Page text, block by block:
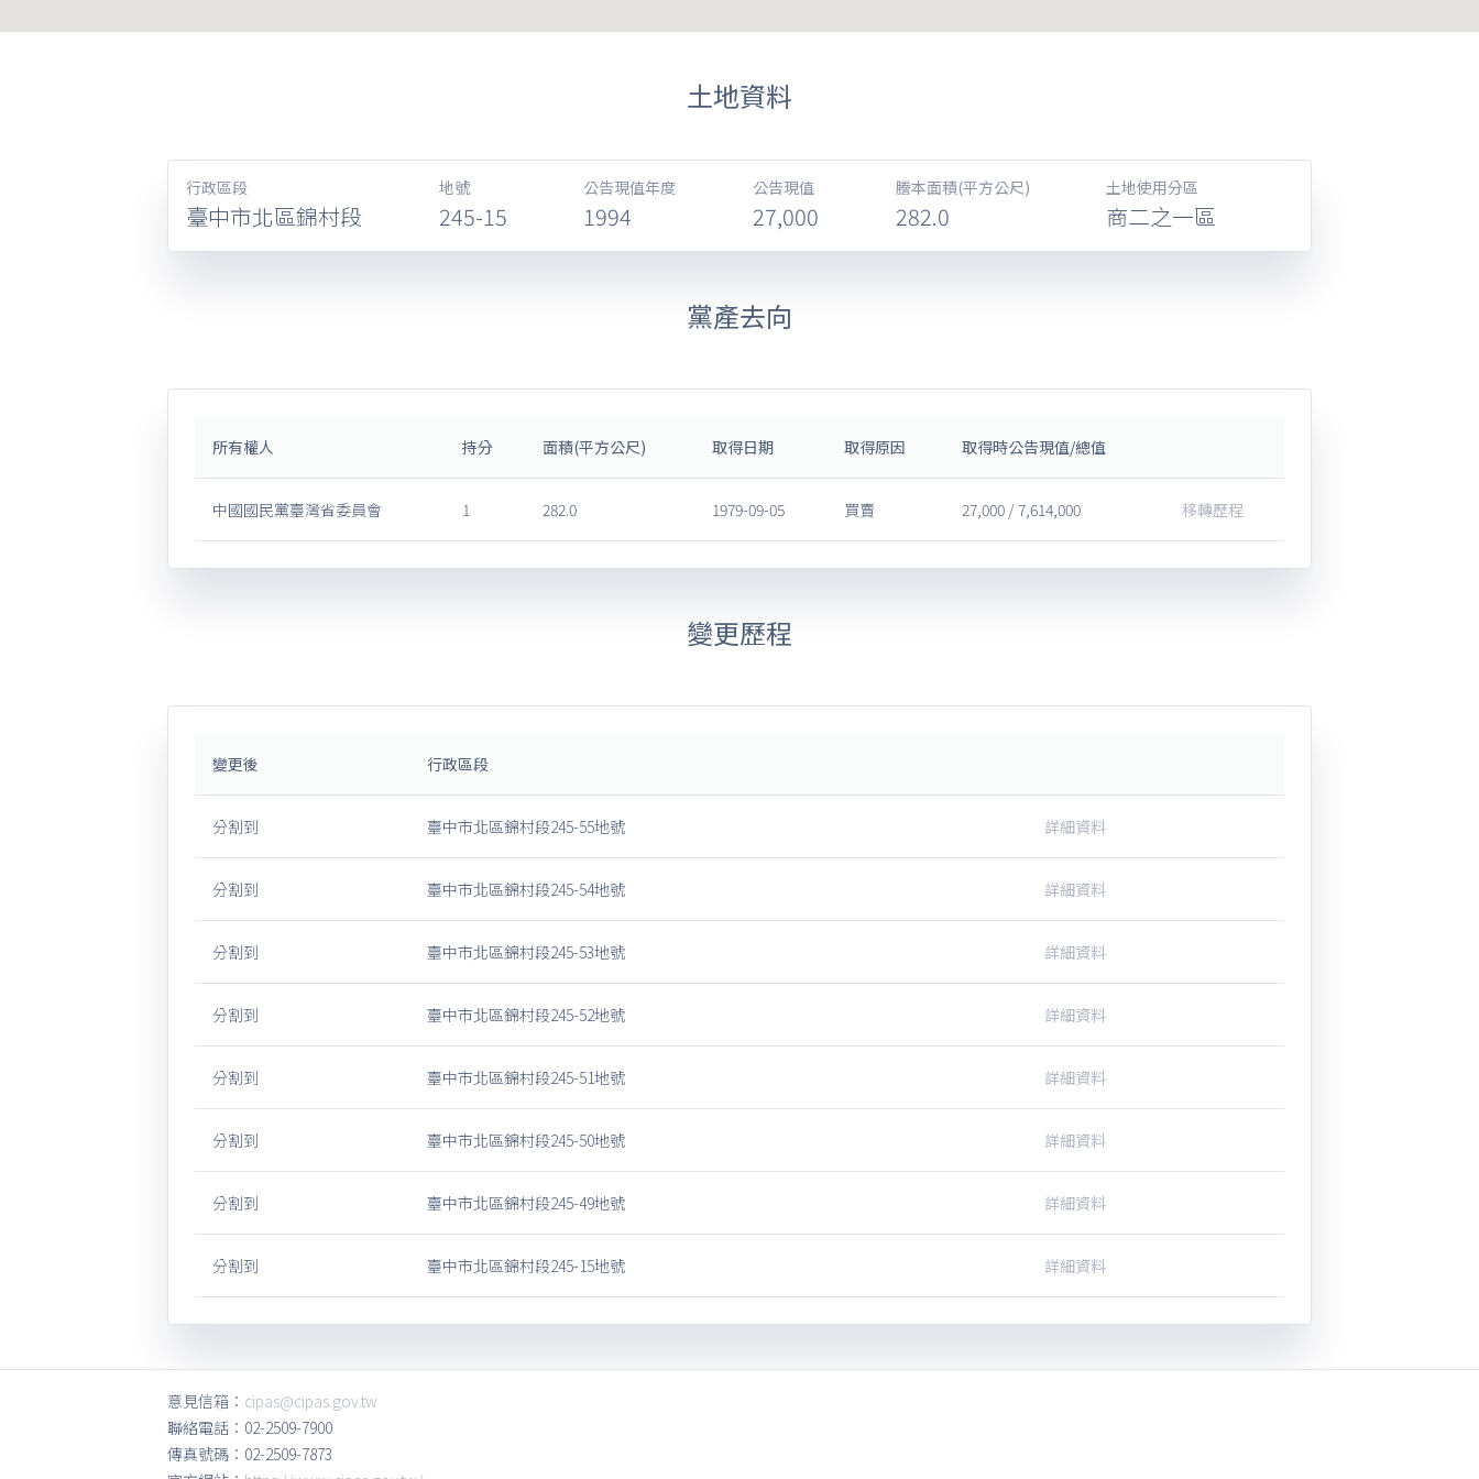
土地資料
行政區段
臺中市北區錦村段
地號
245-15
公告現值年度
1994
公告現值
27,000
謄本面積(平方公尺)
282.0
土地使用分區
商二之一區
黨產去向
所有權人 持分 面積(平方公尺) 取得日期 取得原因 取得時公告現值/總值
中國國民黨臺灣省委員會 1 282.0 1979-09-05 買賣 27,000 / 7,614,000 移轉歷程
變更歷程
變更後 行政區段
分割到 臺中市北區錦村段245-55地號 詳細資料
分割到 臺中市北區錦村段245-54地號 詳細資料
分割到 臺中市北區錦村段245-53地號 詳細資料
分割到 臺中市北區錦村段245-52地號 詳細資料
分割到 臺中市北區錦村段245-51地號 詳細資料
分割到 臺中市北區錦村段245-50地號 詳細資料
分割到 臺中市北區錦村段245-49地號 詳細資料
分割到 臺中市北區錦村段245-15地號 詳細資料
意見信箱： cipas@cipas.gov.tw
聯絡電話：02-2509-7900
傳真號碼：02-2509-7873